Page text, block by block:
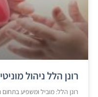
רונן הלל ניהול
רונן הלל: מוביל ומשפיע בתחום